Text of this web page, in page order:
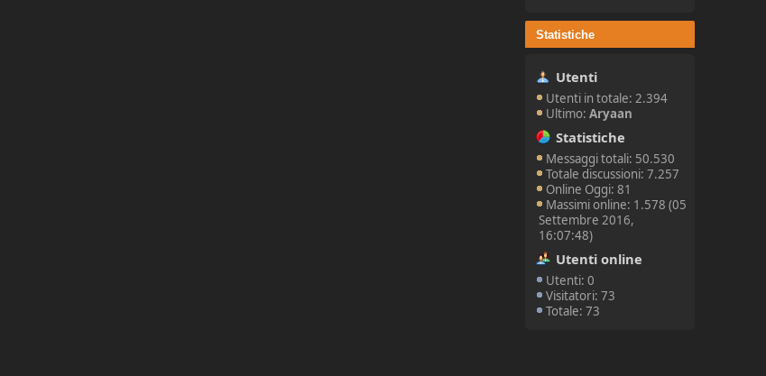
Statistiche
Utenti
Utenti in totale: 2.394
Ultimo:Aryaan
Statistiche
Messaggi totali: 50.530
Totale discussioni: 7.257
Online Oggi: 81
Massimi online: 1.578 (05
Settembre 2016,
16:07:48)
Utenti online
Utenti: 0
Visitatori: 73
Totale: 73